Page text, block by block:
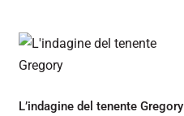
L’indagine del
tenente Gregory
L’indagine del tenente Gregory